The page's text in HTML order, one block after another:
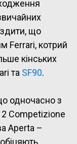
що
Ferrari, котрий
кінських
та SF90.
одночасно з
Competizione
Aperta –